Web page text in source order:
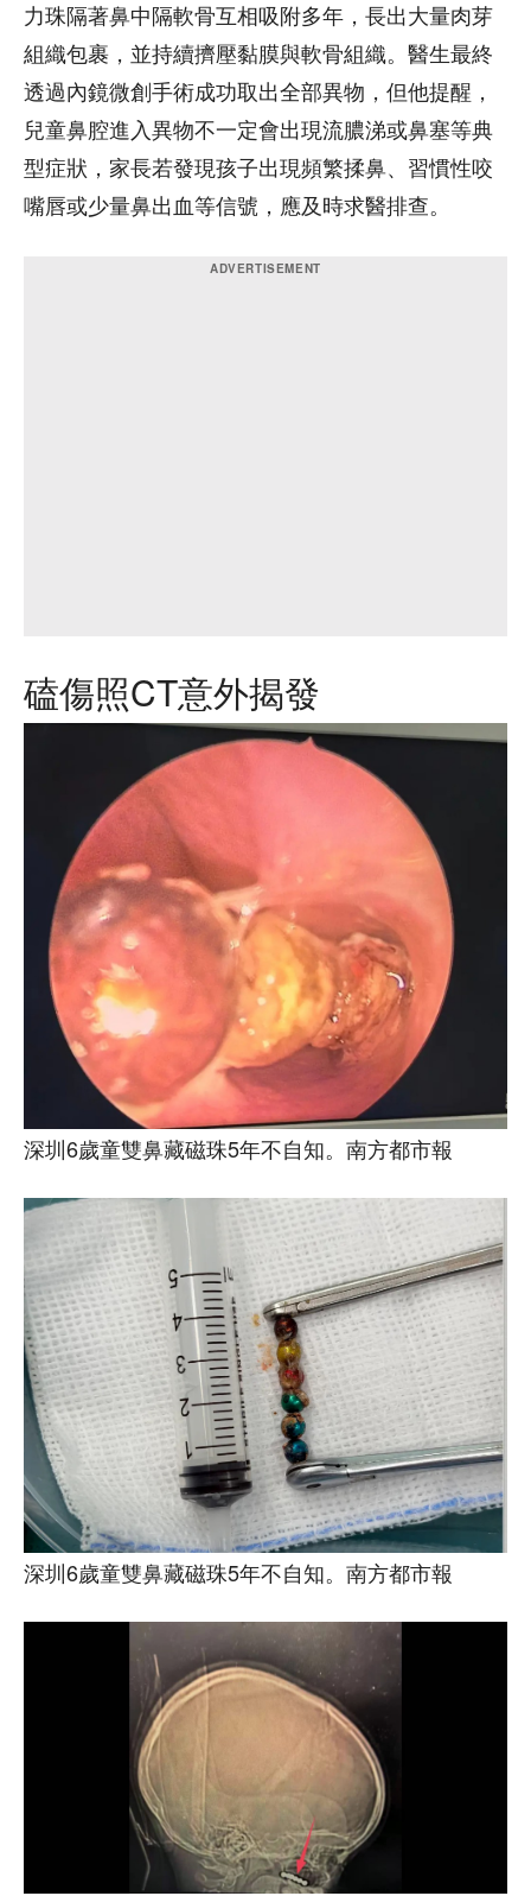
力珠隔著鼻中隔軟骨互相吸附多年，長出大量肉芽
組織包裹，並持續擠壓黏膜與軟骨組織。醫生最終
透過內鏡微創手術成功取出全部異物，但他提醒，
兒童鼻腔進入異物不一定會出現流膿涕或鼻塞等典
型症狀，家長若發現孩子出現頻繁揉鼻、習慣性咬
嘴唇或少量鼻出血等信號，應及時求醫排查。
磕傷照CT意外揭發
深圳6歲童雙鼻藏磁珠5年不自知。南方都市報
深圳6歲童雙鼻藏磁珠5年不自知。南方都市報